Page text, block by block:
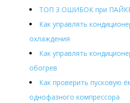
ТОП 3 ОШИБОК при
Как управлять
охлаждения
Как управлять
обогрев
Как проверить пусковую
однофазного компрессора